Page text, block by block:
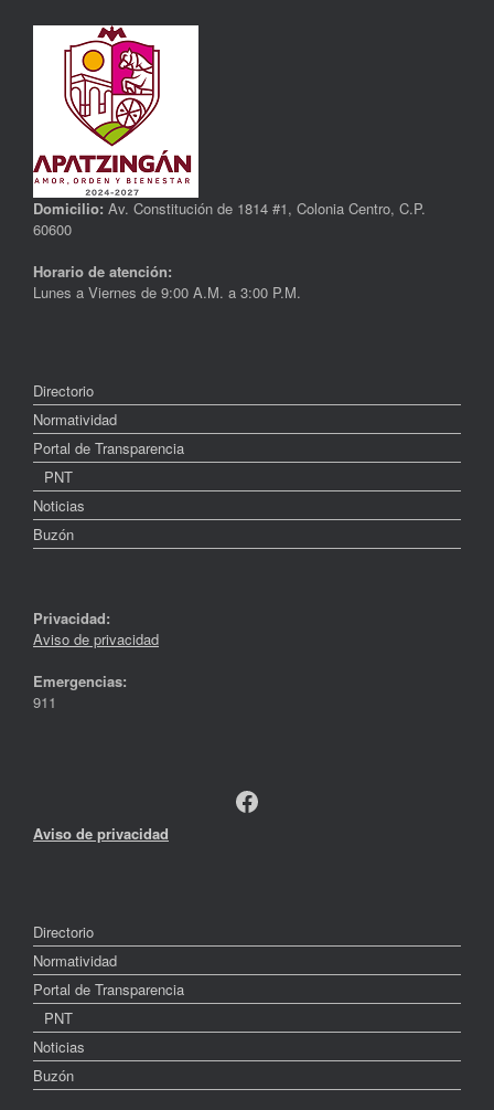
Domicilio: Av. Constitución de 1814 #1, Colonia Centro, C.P.
60600
Horario de atención:
Lunes a Viernes de 9:00 A.M. a 3:00 P.M.
Directorio
Normatividad
Portal de Transparencia
PNT
Noticias
Buzón
Privacidad:
Aviso de privacidad
Emergencias:
911
Facebook
Aviso de privacidad
Directorio
Normatividad
Portal de Transparencia
PNT
Noticias
Buzón